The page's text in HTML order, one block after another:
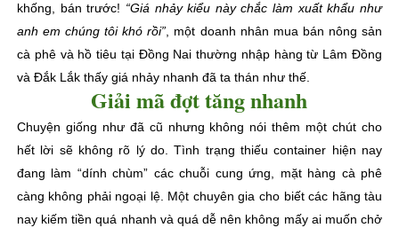
khống, bán trước! “Giá nhảy kiểu này chắc làm xuất khẩu như
anh em chúng tôi khó rồi” , một doanh nhân mua bán nông sản
cà phê và hồ tiêu tại Đồng Nai thường nhập hàng từ Lâm Đồng
và Đắk Lắk thấy giá nhảy nhanh đã ta thán như thế.
Giải mã đợt tăng nhanh
Chuyện giống như đã cũ nhưng không nói thêm một chút cho
hết lời sẽ không rõ lý do. Tình trạng thiếu container hiện nay
đang làm “dính chùm” các chuỗi cung ứng, mặt hàng cà phê
càng không phải ngoại lệ. Một chuyên gia cho biết các hãng tàu
nay kiếm tiền quá nhanh và quá dễ nên không mấy ai muốn chở